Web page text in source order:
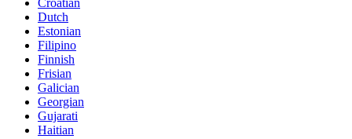
Dutch
Estonian
Filipino
Finnish
Frisian
Galician
Georgian
Gujarati
Haitian